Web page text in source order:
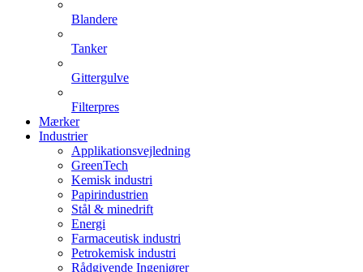
Blandere
Tanker
Gittergulve
Filterpres
Mærker
Industrier
Applikationsvejledning
GreenTech
Kemisk industri
Papirindustrien
Stål & minedrift
Energi
Farmaceutisk industri
Petrokemisk industri
Rådgivende Ingeniører